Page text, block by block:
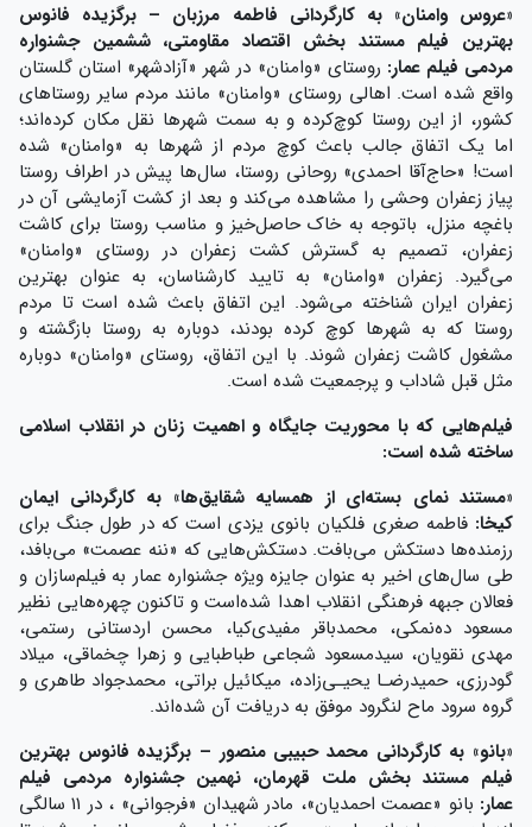
«عروس وامنان» به کارگردانی فاطمه مرزبان – برگزیده فانوس
بهترین فیلم مستند بخش اقتصاد مقاومتی، ششمین جشنواره
مردمی فیلم عمار: روستای «وامنان» در شهر «آزادشهر» استان گلستان
واقع شده است. اهالی روستای «وامنان» مانند مردم سایر روستاهای
کشور، از این روستا کوچ‌کرده و به سمت شهرها نقل مکان کرده‌اند؛
اما یک اتفاق جالب باعث کوچ مردم از شهرها به «وامنان» شده
است! «حاج‌آقا احمدی» روحانی روستا، سال‌ها پیش در اطراف روستا
پیاز زعفران وحشی را مشاهده می‌کند و بعد از کشت آزمایشی آن در
باغچه منزل، باتوجه به خاک حاصل‌خیز و مناسب روستا برای کاشت
زعفران، تصمیم به گسترش کشت زعفران در روستای «وامنان»
می‌گیرد. زعفران «وامنان» به تایید کارشناسان، به عنوان بهترین
زعفران ایران شناخته می‌شود. این اتفاق باعث شده است تا مردم
روستا که به شهرها کوچ کرده بودند، دوباره به روستا بازگشته و
مشغول کاشت زعفران شوند. با این اتفاق، روستای «وامنان» دوباره
مثل قبل شاداب و پرجمعیت شده است.
فیلم‌هایی که با محوریت جایگاه و اهمیت زنان در انقلاب اسلامی
ساخته شده است:
«مستند نمای بسته‌ای از همسایه شقایق‌ها» به کارگردانی ایمان
کیخا:فاطمه صغری فلکیان بانوی یزدی است ‌که در طول جنگ برای
رزمنده‌ها دستکش می‌بافت. دستکش‌هایی که «ننه عصمت» می‌بافد،
طی سال‌های اخیر به عنوان جایزه ویژه جشنواره عمار به فیلم‌سازان و
فعالان جبهه فرهنگی انقلاب اهدا شده‌است و تاکنون چهره‌هایی نظیر
مسعود ده‌نمکی، محمدباقر مفیدی‌کیا، محسن اردستانی رستمی،
مهدی نقویان، سیدمسعود شجاعی طباطبایی و زهرا چخماقی، میلاد
گودرزی، حمیدرضـا یحیـی‌زاده، میکائیل براتی، محمدجواد طاهری و
گروه سرود ماح لنگرود موفق به دریافت آن شده‌اند.
«بانو» به کارگردانی محمد حبیبی منصور – برگزیده فانوس بهترین
فیلم مستند بخش ملت قهرمان، نهمین جشنواره مردمی فیلم
عمار:
بانو «عصمت احمدیان»، مادر شهیدان «فرجوانی» ، در ۱۱ سالگی